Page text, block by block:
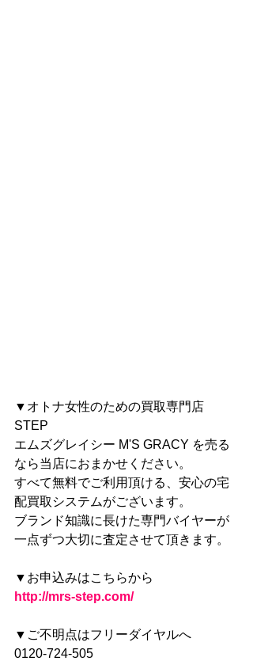
▼オトナ女性のための買取専門店
STEP
エムズグレイシー M'S GRACY を売る
なら当店におまかせください。
すべて無料でご利用頂ける、安心の宅
配買取システムがございます。
ブランド知識に長けた専門バイヤーが
一点ずつ大切に査定させて頂きます。
▼お申込みはこちらから
http://mrs-step.com/
▼ご不明点はフリーダイヤルへ
0120-724-505